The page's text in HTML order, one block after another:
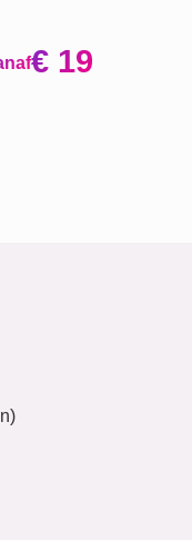
€ 19